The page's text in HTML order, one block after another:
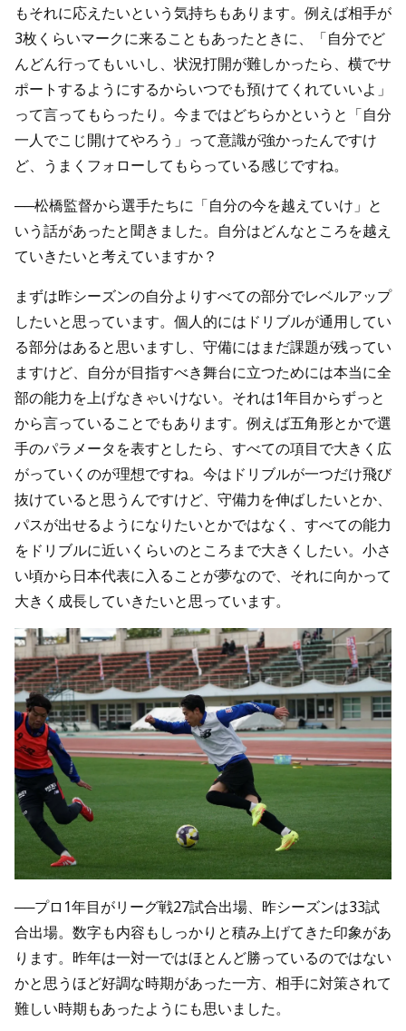
もそれに応えたいという気持ちもあります。例えば相手が
3枚くらいマークに来ることもあったときに、「自分でど
んどん行ってもいいし、状況打開が難しかったら、横でサ
ポートするようにするからいつでも預けてくれていいよ」
って言ってもらったり。今まではどちらかというと「自分
一人でこじ開けてやろう」って意識が強かったんですけ
ど、うまくフォローしてもらっている感じですね。
──松橋監督から選手たちに「自分の今を越えていけ」と
いう話があったと聞きました。自分はどんなところを越え
ていきたいと考えていますか？
まずは昨シーズンの自分よりすべての部分でレベルアップ
したいと思っています。個人的にはドリブルが通用してい
る部分はあると思いますし、守備にはまだ課題が残ってい
ますけど、自分が目指すべき舞台に立つためには本当に全
部の能力を上げなきゃいけない。それは1年目からずっと
から言っていることでもあります。例えば五角形とかで選
手のパラメータを表すとしたら、すべての項目で大きく広
がっていくのが理想ですね。今はドリブルが一つだけ飛び
抜けていると思うんですけど、守備力を伸ばしたいとか、
パスが出せるようになりたいとかではなく、すべての能力
をドリブルに近いくらいのところまで大きくしたい。小さ
い頃から日本代表に入ることが夢なので、それに向かって
大きく成長していきたいと思っています。
──プロ1年目がリーグ戦27試合出場、昨シーズンは33試
合出場。数字も内容もしっかりと積み上げてきた印象があ
ります。昨年は一対一ではほとんど勝っているのではない
かと思うほど好調な時期があった一方、相手に対策されて
難しい時期もあったようにも思いました。